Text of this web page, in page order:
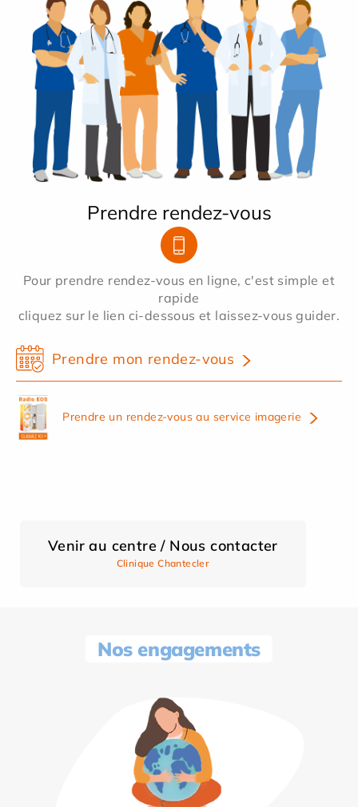
Prendre rendez-vous
Pour prendre rendez-vous en ligne, c'est simple et
rapide
cliquez sur le lien ci-dessous et laissez-vous guider.
Prendre mon rendez-vous
Prendre un rendez-vous au service imagerie
Venir au centre / Nous contacter
Clinique Chantecler
Nos engagements